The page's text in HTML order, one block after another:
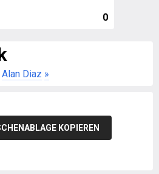
0
Alan Diaz »
KOPIEREN